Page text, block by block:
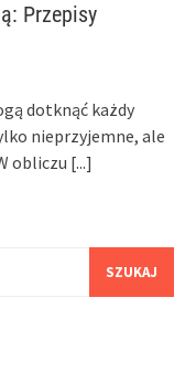
Przepisy
dotknąć każdy
nieprzyjemne, ale
obliczu [...]